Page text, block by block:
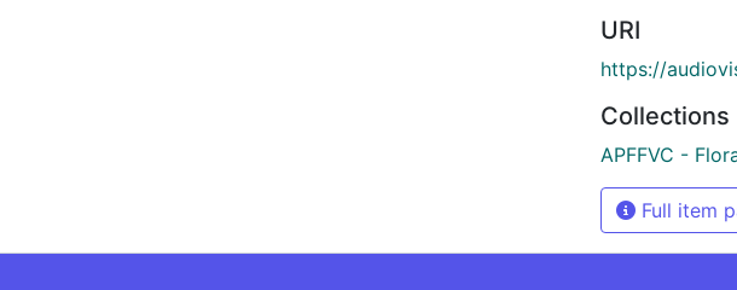
URI
https://
Collections
APFFVC -
Full item